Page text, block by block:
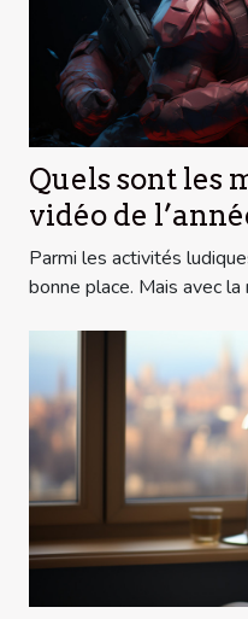
Quels sont les
vidéo de
Parmi les activités
bonne place. Mais avec la